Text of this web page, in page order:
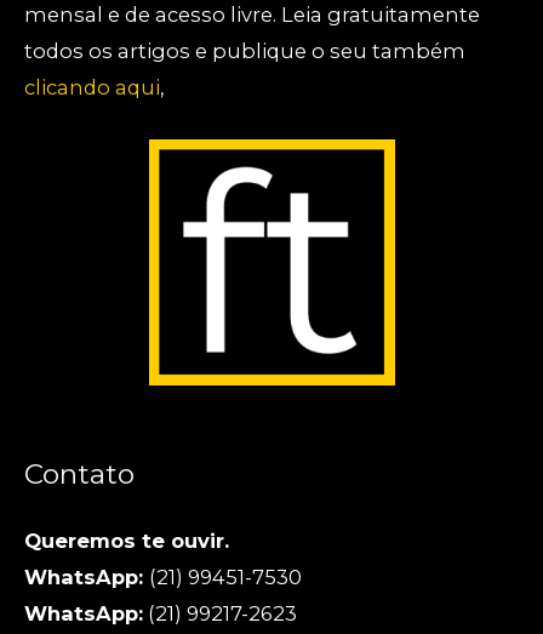
mensal e de acesso livre. Leia gratuitamente
todos os artigos e publique o seu também
clicando aqui,
Contato
Queremos te ouvir.
WhatsApp: (21) 99451-7530
WhatsApp: (21) 99217-2623